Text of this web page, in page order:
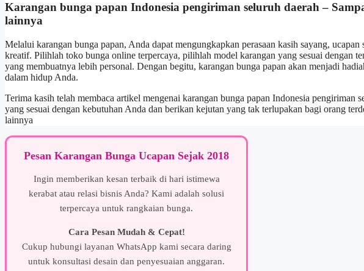
Karangan bunga papan Indonesia pengiriman seluruh daerah –
lainnya
Melalui karangan bunga papan, Anda dapat mengungkapkan perasaan kasih sayang,
kreatif. Pilihlah toko bunga online terpercaya, pilihlah model karangan yang sesuai dengan
yang membuatnya lebih personal. Dengan begitu, karangan bunga papan akan menjadi
dalam hidup Anda.
Terima kasih telah membaca artikel mengenai karangan bunga papan Indonesia pengiriman
yang sesuai dengan kebutuhan Anda dan berikan kejutan yang tak terlupakan bagi orang
lainnya
Pesan Karangan Bunga Ucapan Sejak 2018
Ingin memberikan kesan terbaik di hari istimewa
kerabat atau relasi bisnis Anda? Kami adalah solusi
terpercaya untuk rangkaian bunga.
Cara Pesan Mudah & Cepat!
Cukup hubungi layanan WhatsApp kami secara daring
untuk konsultasi desain dan penyesuaian anggaran.